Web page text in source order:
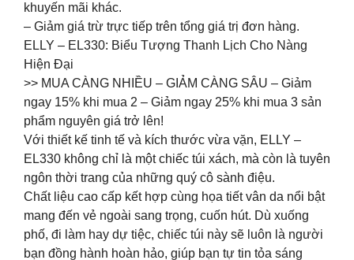
khuyến mãi khác.
– Giảm giá trừ trực tiếp trên tổng giá trị đơn hàng.
ELLY – EL330: Biểu Tượng Thanh Lịch Cho Nàng
Hiện Đại
>> MUA CÀNG NHIỀU – GIẢM CÀNG SÂU – Giảm
ngay 15% khi mua 2 – Giảm ngay 25% khi mua 3 sản
phẩm nguyên giá trở lên!
Với thiết kế tinh tế và kích thước vừa vặn, ELLY –
EL330 không chỉ là một chiếc túi xách, mà còn là tuyên
ngôn thời trang của những quý cô sành điệu.
Chất liệu cao cấp kết hợp cùng họa tiết vân da nổi bật
mang đến vẻ ngoài sang trọng, cuốn hút. Dù xuống
phố, đi làm hay dự tiệc, chiếc túi này sẽ luôn là người
bạn đồng hành hoàn hảo, giúp bạn tự tin tỏa sáng